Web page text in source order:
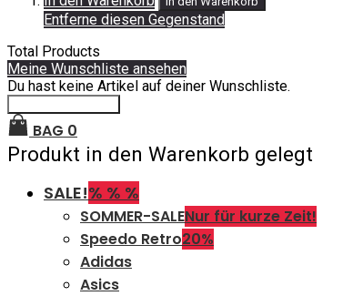
Entferne diesen Gegenstand
Total Products
Meine Wunschliste ansehen
Du hast keine Artikel auf deiner Wunschliste.
BAG 0
Produkt in den Warenkorb gelegt
SALE!% % %
SOMMER-SALENur für kurze Zeit!
Speedo Retro20%
Adidas
Asics